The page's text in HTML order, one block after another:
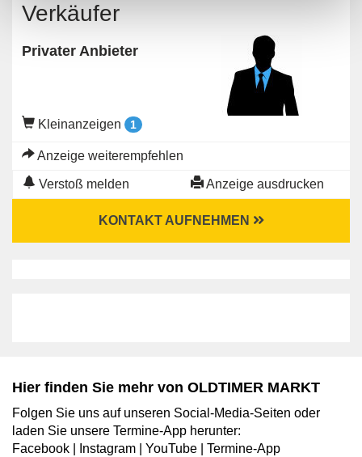
Verkäufer
Privater Anbieter
Kleinanzeigen 1
Anzeige weiterempfehlen
Verstoß melden Anzeige ausdrucken
KONTAKT AUFNEHMEN
Hier finden Sie mehr von OLDTIMER MARKT
Folgen Sie uns auf unseren Social-Media-Seiten oder
laden Sie unsere Termine-App herunter:
Facebook
Instagram YouTube Termine-App